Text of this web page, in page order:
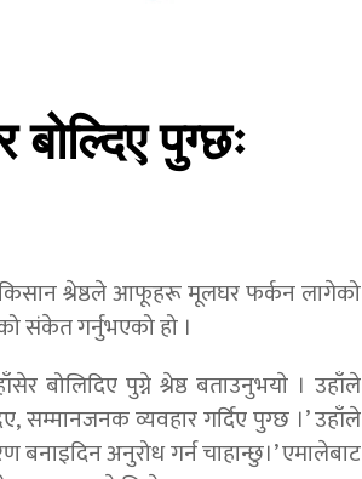
पुग्छः
श्रेष्ठले आफूहरू मूलघर फर्कन लागेको
संकेत गर्नुभएको हो ।
पुग्ने श्रेष्ठ बताउनुभयाे । उहाँले
सम्मानजनक व्यवहार गर्दिए पुग्छ ।’ उहाँले
बनाइदिन अनुरोध गर्न चाहान्छु।’ एमालेबाट